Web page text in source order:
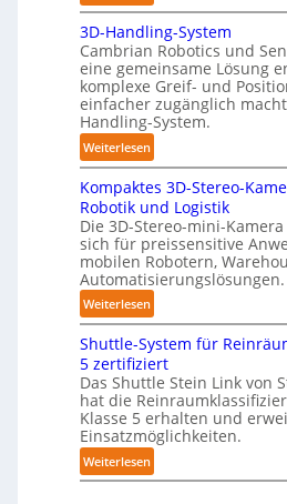
l
y
m
e
r
l
a
g
e
r
f
ü
r
T
a
c
h
r
o
b
o
t
A
u
t
o
m
a
t
i
s
i
e
r
u
n
g
s
t
r
e
f
f
2
0
3D-Handling-System
Cambrian Robotics und
eine gemeinsame Lösung
komplexe Greif- und
einfacher zugänglich
Handling-System.
Weiterlesen:
3
D
-
H
a
n
d
l
n
g
-
S
y
s
t
Kompaktes 3D-Stereo-
Robotik und Logistik
Die 3D-Stereo-mini-
sich für preissensitive
mobilen Robotern,
Automatisierungslösungen.
Weiterlesen:
K
o
m
p
a
k
t
e
Shuttle-System für
5 zertifiziert
Das Shuttle Stein Link von
hat die
Klasse 5 erhalten und
Einsatzmöglichkeiten.
Weiterlesen:
S